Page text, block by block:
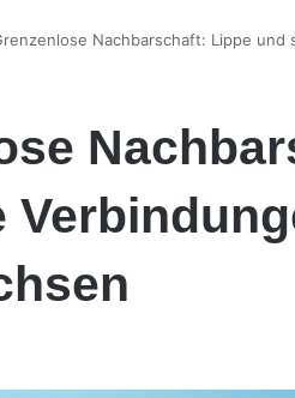
Nachbarschaft: Lippe und